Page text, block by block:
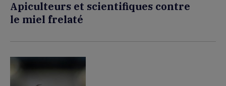
Apiculteurs et scientifiques contre
le miel frelaté